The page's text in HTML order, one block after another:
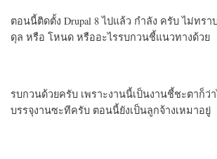
ตอนนี้ติดตั้ง Drupal 8 ไปแล้ว กำลัง ครับ ไม่ทร
ดุล หรือ โหนด หรืออะไรรบกวนชี้แนวทางด้วย
รบกวนด้วยครับ เพราะงานนี้เป็นงานชี้ชะตาก็ว่
บรรจุงานซะทีครับ ตอนนี้ยังเป็นลูกจ้างเหมาอยู่